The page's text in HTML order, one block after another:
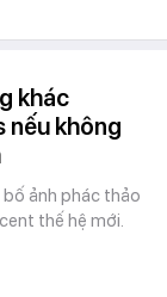
khác
nếu không
ảnh phác thảo
thế hệ mới.